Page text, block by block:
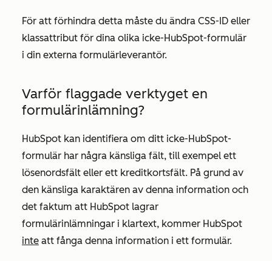
För att förhindra detta måste du ändra CSS-ID eller
klassattribut för dina olika icke-HubSpot-formulär
i din externa formulärleverantör.
Varför flaggade verktyget en
formulärinlämning?
HubSpot kan identifiera om ditt icke-HubSpot-
formulär har några känsliga fält, till exempel ett
lösenordsfält eller ett kreditkortsfält. På grund av
den känsliga karaktären av denna information och
det faktum att HubSpot lagrar
formulärinlämningar i klartext, kommer HubSpot
inte att fånga denna information i ett formulär.